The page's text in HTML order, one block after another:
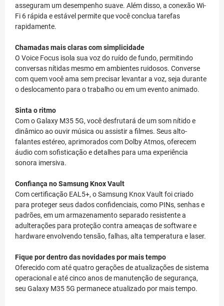
asseguram um desempenho suave. Além disso, a conexão Wi-
Fi 6 rápida e estável permite que você conclua tarefas
rapidamente.
Chamadas mais claras com simplicidade
O Voice Focus isola sua voz do ruído de fundo, permitindo
conversas nítidas mesmo em ambientes ruidosos. Converse
com quem você ama sem precisar levantar a voz, seja durante
o deslocamento para o trabalho ou em um evento animado.
Sinta o ritmo
Com o Galaxy M35 5G, você desfrutará de um som nítido e
dinâmico ao ouvir música ou assistir a filmes. Seus alto-
falantes estéreo, aprimorados com Dolby Atmos, oferecem
áudio com sofisticação e detalhes para uma experiência
sonora imersiva.
Confiança no Samsung Knox Vault
Com certificação EAL5+, o Samsung Knox Vault foi criado
para proteger seus dados confidenciais, como PINs, senhas e
padrões, em um armazenamento separado resistente a
adulterações para proteção contra ameaças de software e
hardware envolvendo tensão, falhas, alta temperatura e laser.
Fique por dentro das novidades por mais tempo
Oferecido com até quatro gerações de atualizações de sistema
operacional e até cinco anos de manutenção de segurança,
seu Galaxy M35 5G permanece atualizado por mais tempo.